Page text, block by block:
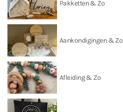
Pakketten & Zo
Aankondigingen & Zo
Afleiding & Zo